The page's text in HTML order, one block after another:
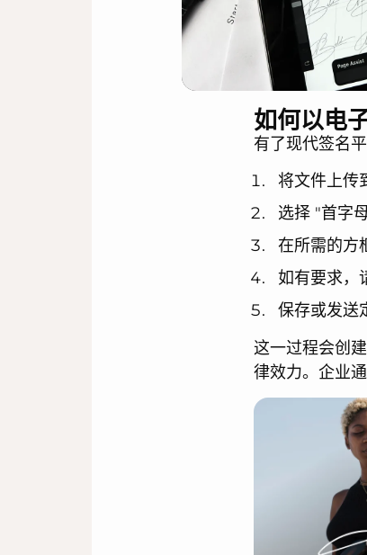
如何以电
有了现代签名
将文件上传
选择 "首字
在所需的方
如有要求，
保存或发送
这一过程会创
律效力。企业